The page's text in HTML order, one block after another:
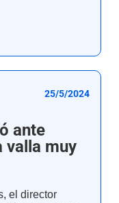
25/5/2024
ante
valla muy
el director